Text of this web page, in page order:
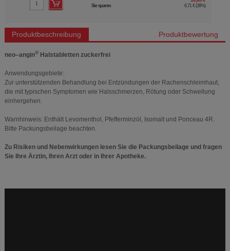
Sie sparen 6,71 € (38%)
Produktbeschreibung Produktbewertung
neo–angin®Halstabletten zuckerfrei
Anwendungsgebiete:
Zur unterstützenden Behandlung bei Entzündungen der Rachenschleimhaut,
die mit typischen Symptomen wie Halsschmerzen, Rötung oder Schwellung
einhergehen.
Warnhinweis: Enthält Levomenthol, Pfefferminzöl, Isomalt und Ponceau 4R.
Bitte Packungsbeilage beachten.
Zu Risiken und Nebenwirkungen lesen Sie die Packungsbeilage und fragen
Sie Ihre Ärztin, Ihren Arzt oder in Ihrer Apotheke.